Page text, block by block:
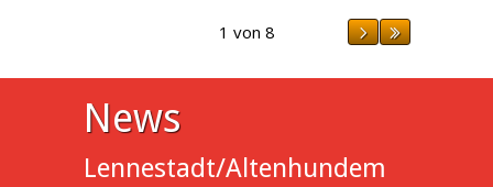
1 von 8
News
Lennestadt/Altenhundem